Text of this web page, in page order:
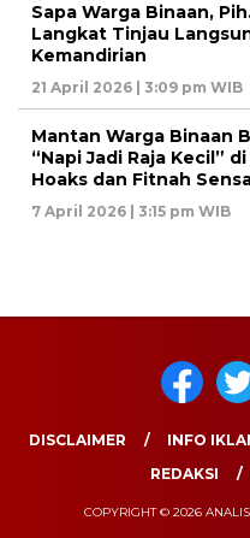
Sapa Warga Binaan,
Langkat Tinjau
Kemandirian
21 April 2026 | 3:09 pm WIB
Mantan Warga Binaan
“Napi Jadi Raja Kecil”
Hoaks dan Fitnah
7 April 2026 | 3:15 pm WIB
DISCLAIMER INFO
REDAKSI
COPYRIGHT © 2026